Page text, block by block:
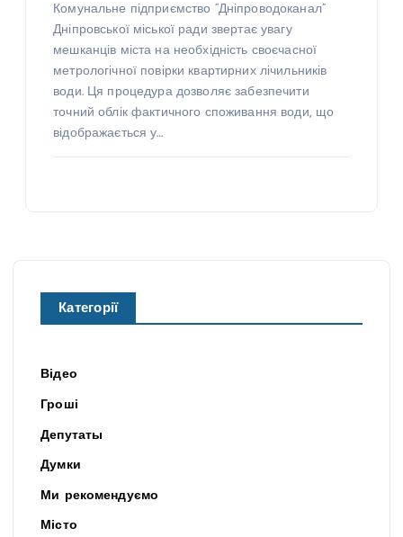
Комунальне підприємство “Дніпроводоканал”
Дніпровської міської ради звертає увагу
мешканців міста на необхідність своєчасної
метрологічної повірки квартирних лічильників
води. Ця процедура дозволяє забезпечити
точний облік фактичного споживання води, що
відображається у…
Категорії
Відео
Гроші
Депутаты
Думки
Ми рекомендуємо
Місто